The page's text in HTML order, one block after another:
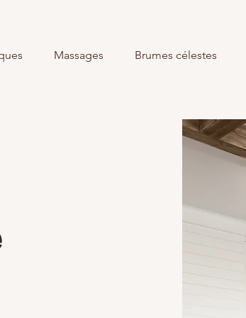
Massages Brumes célestes